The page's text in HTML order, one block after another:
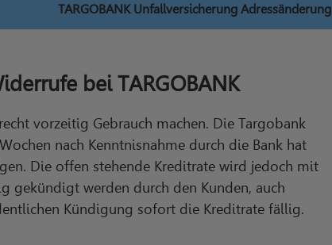
TARGOBANK Unfallversicherung Adressänderung
bei TARGOBANK
vorzeitig Gebrauch machen. Die Targobank
nach Kenntnisnahme durch die Bank hat
Die offen stehende Kreditrate wird jedoch mit
gekündigt werden durch den Kunden, auch
Kündigung sofort die Kreditrate fällig.